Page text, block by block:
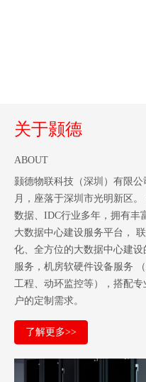
关于颢德
ABOUT
颢德物联科技（深圳）有限公
月，座落于深圳市光明新区
数据、IDC行业多年，拥有丰
大数据中心建设服务平台，
化、全方位的大数据中心建
服务，机房软硬件设备服务
工程、动环监控等），搭配
户的定制需求。
了解更多>>